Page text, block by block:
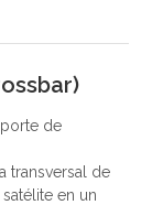
de
transversal de
en un